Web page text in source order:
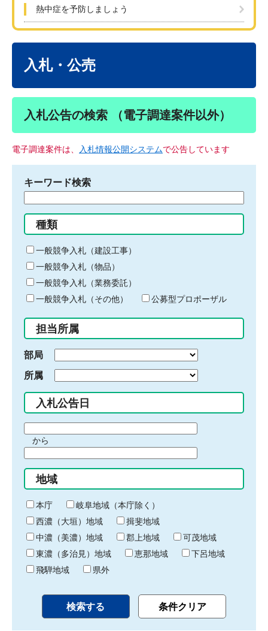
熱中症を予防しましょう
入札・公売
入札公告の検索 （電子調達案件以外）
電子調達案件は、 入札情報公開システムで公告しています
キーワード検索
る
キ
ー
ワ
ー
ド
入
力
種類
一般競争入札（建設工事）
一般競争入札（物品）
一般競争入札（業務委託）
一般競争入札（その他）
公募型プロポーザル
担当所属
部局
所属
入札公告日
間
始
り
から
間
終
わ
り
地域
本庁
岐阜地域（本庁除く）
西濃（大垣）地域
揖斐地域
中濃（美濃）地域
郡上地域
可茂地域
東濃（多治見）地域
恵那地域
下呂地域
飛騨地域
県外